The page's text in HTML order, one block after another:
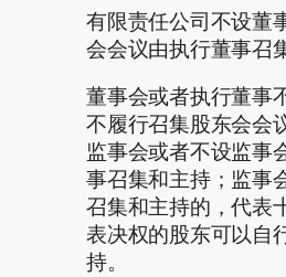
有限责任公司不设董
会会议由执行董事召
董事会或者执行董事
不履行召集股东会会
监事会或者不设监事
事召集和主持；监事
召集和主持的，代表
表决权的股东可以自
持。